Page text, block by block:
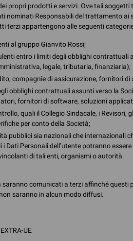
propri prodotti e servizi. Ove tali soggetti
nominati Responsabili del trattamento ai
terzi appartengono alle seguenti
al gruppo Gianvito Rossi;
entro i limiti degli obblighi contrattuali
legale, tributaria, finanziaria);
compagnie di assicurazione, fornitori di
obblighi contrattuali assunti verso la
fornitori di software, soluzioni
quali il Collegio Sindacale, i Revisori,
per conto della Società;
pubblici sia nazionali che internazionali
Dati Personali dell’utente potranno
di tali enti, organismi o autorità.
saranno comunicati a terzi affinché questi
saranno in alcun modo diffusi.
UE